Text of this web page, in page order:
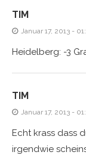
TIM
Januar 17, 2013 -
Heidelberg: -3
TIM
Januar 17, 2013 -
Echt krass dass
irgendwie